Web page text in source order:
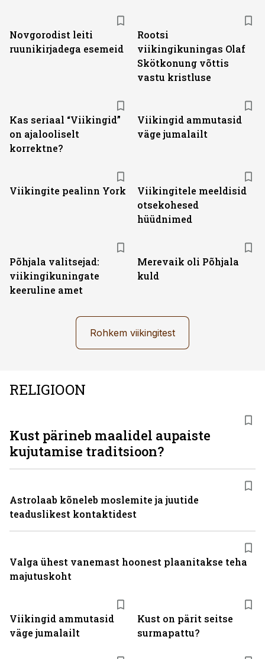
Novgorodist leiti
ruunikirjadega esemeid
Rootsi
viikingikuningas Olaf
Skötkonung võttis
vastu kristluse
Kas seriaal “Viikingid”
on ajalooliselt
korrektne?
Viikingid ammutasid
väge jumalailt
Viikingite pealinn York
Viikingitele meeldisid
otsekohesed
hüüdnimed
Põhjala valitsejad:
viikingikuningate
keeruline amet
Merevaik oli Põhjala
kuld
Rohkem viikingitest
RELIGIOON
Viikingid ammutasid
väge jumalailt
Kust on pärit seitse
surmapattu?
Kust pärineb maalidel aupaiste
kujutamise traditsioon?
Astrolaab kõneleb moslemite ja juutide
teaduslikest kontaktidest
Valga ühest vanemast hoonest plaanitakse teha
majutuskoht